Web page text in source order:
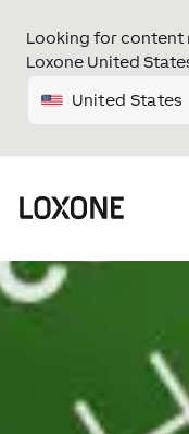
Looking for content
Loxone United
United States